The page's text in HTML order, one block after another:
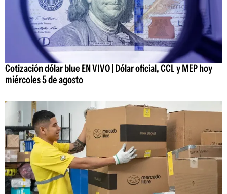
Cotización dólar blue EN VIVO | Dólar oficial, CCL y MEP hoy
miércoles 5 de agosto